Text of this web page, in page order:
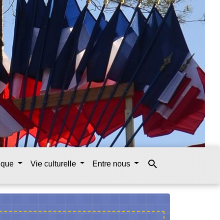
Vie culturelle Entre nous search